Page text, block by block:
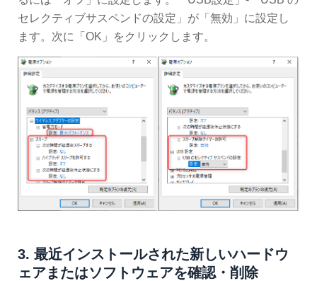
セレクティブサスペンドの設定」が「無効」に設定し
ます。次に「OK」をクリックします。
3. 最近インストールされた新しいハードウ
ェアまたはソフトウェアを確認・削除